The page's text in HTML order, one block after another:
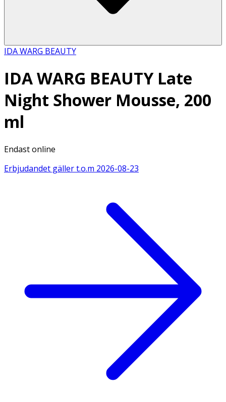
IDA WARG BEAUTY
IDA WARG BEAUTY Late
Night Shower Mousse, 200
ml
Endast online
Erbjudandet gäller t.o.m 2026-08-23